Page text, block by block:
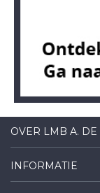
OVER LMB A. DE
INFORMATIE